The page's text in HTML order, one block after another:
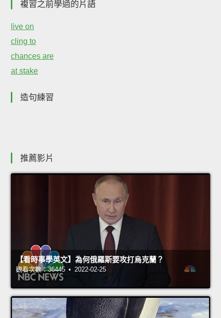
複習之前學過的片語
live on
cling to
chances are
at stake
造句練習
推薦影片
【看時事學英文】為何俄羅斯要攻打烏克蘭？
觀看次數：36445 • 2022-02-25